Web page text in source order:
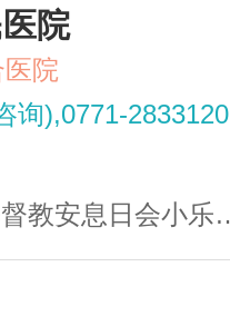
院
院
询),0771-2833120
息日会小乐园医院